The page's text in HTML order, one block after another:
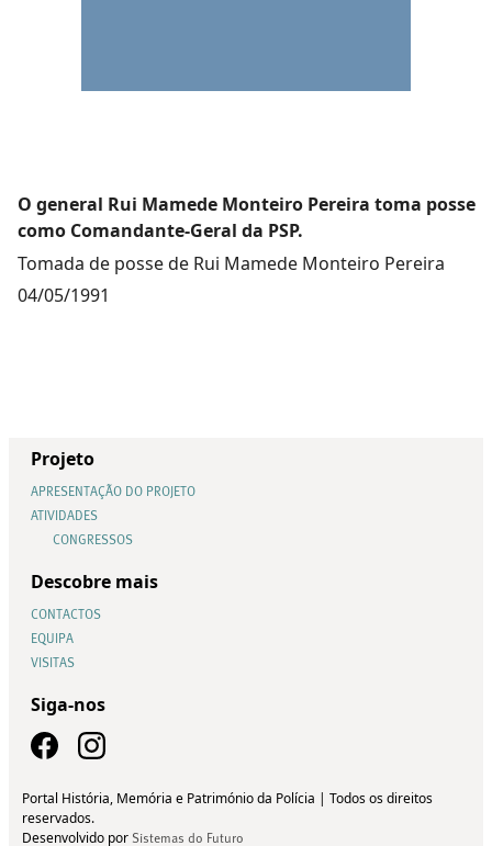
O general Rui Mamede Monteiro Pereira toma posse
como Comandante-Geral da PSP.
Tomada de posse de Rui Mamede Monteiro Pereira
04/05/1991
Projeto
APRESENTAÇÃO DO PROJETO
ATIVIDADES
CONGRESSOS
Descobre mais
CONTACTOS
EQUIPA
VISITAS
Siga-nos
Portal História, Memória e Património da Polícia | Todos os direitos
reservados.
Desenvolvido por Sistemas do Futuro